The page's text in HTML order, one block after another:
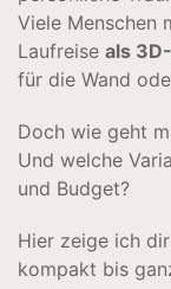
Viele Menschen
Laufreise als
für die Wand
Doch wie geht
Und welche
und Budget?
Hier zeige ich
kompakt bis